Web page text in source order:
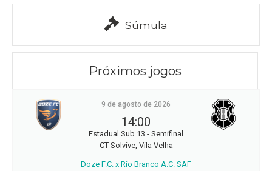
Súmula
Próximos jogos
9 de agosto de 2026
14:00
Estadual Sub 13 - Semifinal
CT Solvive, Vila Velha
Doze F.C. x Rio Branco A.C. SAF